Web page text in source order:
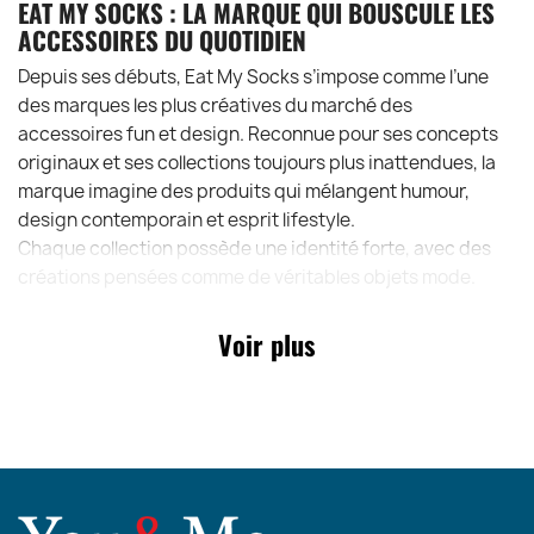
EAT MY SOCKS : LA MARQUE QUI BOUSCULE LES
ACCESSOIRES DU QUOTIDIEN
Depuis ses débuts, Eat My Socks s’impose comme l’une
des marques les plus créatives du marché des
accessoires fun et design. Reconnue pour ses concepts
originaux et ses collections toujours plus inattendues, la
marque imagine des produits qui mélangent humour,
design contemporain et esprit lifestyle.
Chaque collection possède une identité forte, avec des
Socks séduit autant les concept stores branchés que les
boutiques lifestyle et mode à travers l’Europe.
EAT MY SOCKS FLAT SOCKS
Voir plus